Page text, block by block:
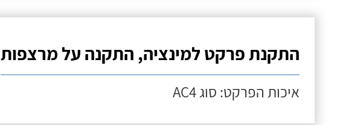
התקנת פרקט למינציה, התקנה על מרצפות
איכות הפרקט: סוג AC4